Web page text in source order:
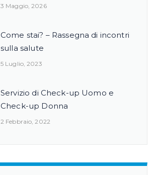
3 Maggio, 2026
Come stai? – Rassegna di incontri
sulla salute
5 Luglio, 2023
Servizio di Check-up Uomo e
Check-up Donna
2 Febbraio, 2022